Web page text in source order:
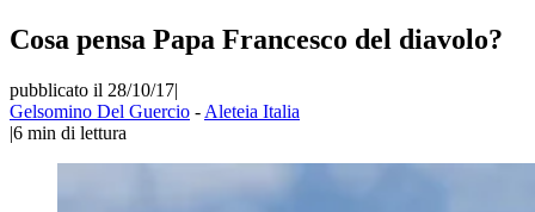
Cosa pensa Papa Francesco del diavolo?
pubblicato il 28/10/17|
Gelsomino Del Guercio - Aleteia Italia
|6 min di lettura